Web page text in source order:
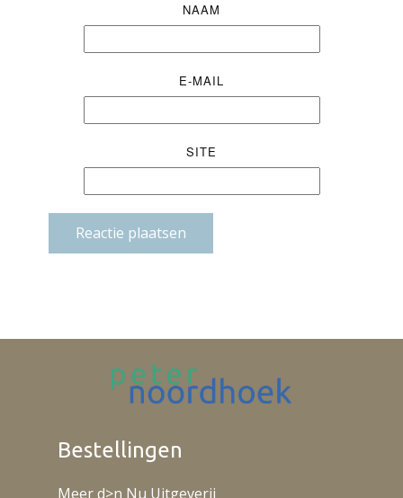
NAAM
E-MAIL
SITE
Reactie plaatsen
Bestellingen
Meer d>n Nu Uitgeverij